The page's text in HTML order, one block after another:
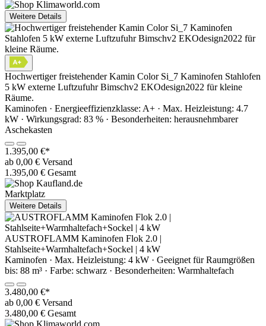
Weitere Details
Hochwertiger freistehender Kamin Color Si_7 Kaminofen Stahlofen
5 kW externe Luftzufuhr Bimschv2 EKOdesign2022 für kleine
Räume.
Kaminofen · Energieeffizienzklasse: A+ · Max. Heizleistung: 4.7
kW · Wirkungsgrad: 83 % · Besonderheiten: herausnehmbarer
Aschekasten
1.395,00 €*
ab 0,00 € Versand
1.395,00 € Gesamt
Marktplatz
Weitere Details
AUSTROFLAMM Kaminofen Flok 2.0 |
Stahlseite+Warmhaltefach+Sockel | 4 kW
Kaminofen · Max. Heizleistung: 4 kW · Geeignet für Raumgrößen
bis: 88 m³ · Farbe: schwarz · Besonderheiten: Warmhaltefach
3.480,00 €*
ab 0,00 € Versand
3.480,00 € Gesamt